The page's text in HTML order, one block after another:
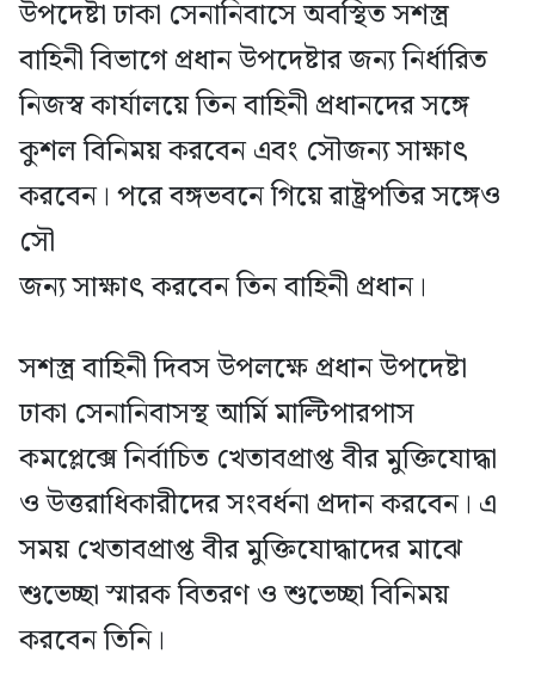
উপদেষ্টা ঢাকা সেনানিবাসে অবস্থিত সশস্ত্র
বাহিনী বিভাগে প্রধান উপদেষ্টার জন্য নির্ধারিত
নিজস্ব কার্যালয়ে তিন বাহিনী প্রধানদের সঙ্গে
কুশল বিনিময় করবেন এবং সৌজন্য সাক্ষাৎ
করবেন। পরে বঙ্গভবনে গিয়ে রাষ্ট্রপতির সঙ্গেও
সৌ
জন্য সাক্ষাৎ করবেন তিন বাহিনী প্রধান।
সশস্ত্র বাহিনী দিবস উপলক্ষে প্রধান উপদেষ্টা
ঢাকা সেনানিবাসস্থ আর্মি মাল্টিপারপাস
কমপ্লেক্সে নির্বাচিত খেতাবপ্রাপ্ত বীর মুক্তিযোদ্ধা
ও উত্তরাধিকারীদের সংবর্ধনা প্রদান করবেন। এ
সময় খেতাবপ্রাপ্ত বীর মুক্তিযোদ্ধাদের মাঝে
শুভেচ্ছা স্মারক বিতরণ ও শুভেচ্ছা বিনিময়
করবেন তিনি।